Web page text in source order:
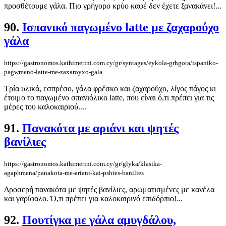
προσθέτουμε γάλα. Πιο γρήγορο κρύο καφέ δεν έχετε ξανακάνει!...
90. Ισπανικό παγωμένο latte με ζαχαρούχο
γάλα
https://gastronomos.kathimerini.com.cy/gr/syntages/eykola-grhgora/ispaniko-
pagwmeno-latte-me-zaxaroyxo-gala
Τρία υλικά, εσπρέσο, γάλα φρέσκο και ζαχαρούχο, λίγος πάγος κι
έτοιμο το παγωμένο σπανιόλικο latte, που είναι ό,τι πρέπει για τις
μέρες του καλοκαιριού....
91. Πανακότα με αριάνι και ψητές
βανίλιες
https://gastronomos.kathimerini.com.cy/gr/glyka/klasika-
agaphmena/panakota-me-ariani-kai-pshtes-banilies
Δροσερή πανακότα με ψητές βανίλιες, αρωματισμένες με κανέλα
και γαρίφαλο. Ό,τι πρέπει για καλοκαιρινό επιδόρπιο!...
92. Πουτίγκα με γάλα αμυγδάλου,